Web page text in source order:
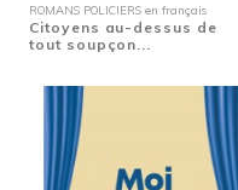
ROMANS POLICIERS en français
Citoyens au-dessus de
tout soupçon...